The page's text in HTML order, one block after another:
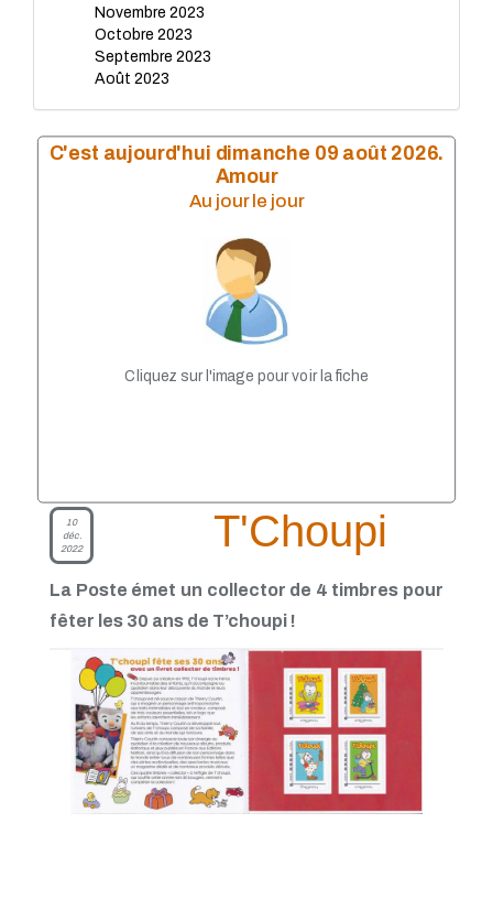
Novembre 2023
Octobre 2023
Septembre 2023
Août 2023
Mai 2023
Avril 2023
Mai 2022
Avril 2022
Septembre 2021
Mai 2021
Mars 2021
Janvier 2021
Novembre 2020
Octobre 2020
Septembre 2020
Août 2020
Juillet 2020
Juin 2020
C'est aujourd'hui dimanche 09 août 2026.
Amour
Au jour le jour
Cliquez sur l'image pour voir la fiche
10
déc.
2022
T'Choupi
La Poste émet un collector de 4 timbres pour
fêter les 30 ans de T’choupi !